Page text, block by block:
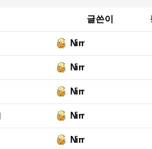
글쓴이
Nirr
Nirr
Nirr
Nirr
Nirr